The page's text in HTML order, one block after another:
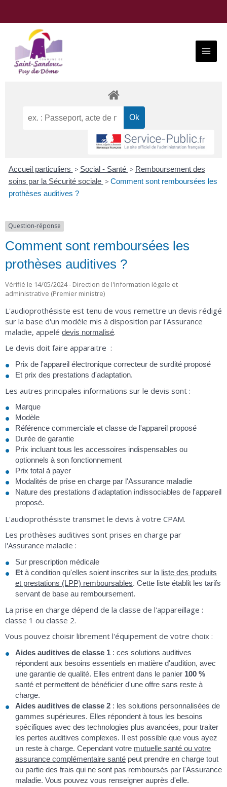
Menu
Accueil particuliers > Social - Santé > Remboursement des
soins par la Sécurité sociale > Comment sont remboursées les
prothèses auditives ?
Question-réponse
Comment sont remboursées les
prothèses auditives ?
Vérifié le 14/05/2024 - Direction de l'information légale et
administrative (Premier ministre)
L'audioprothésiste est tenu de vous remettre un devis rédigé
sur la base d'un modèle mis à disposition par l'Assurance
maladie, appelé devis normalisé.
Le devis doit faire apparaitre :
Prix de l'appareil électronique correcteur de surdité proposé
Et prix des prestations d'adaptation.
Les autres principales informations sur le devis sont :
Marque
Modèle
Référence commerciale et classe de l'appareil proposé
Durée de garantie
Prix incluant tous les accessoires indispensables ou
optionnels à son fonctionnement
Prix total à payer
Modalités de prise en charge par l'Assurance maladie
Nature des prestations d'adaptation indissociables de l'appareil
proposé.
L'audioprothésiste transmet le devis à votre CPAM.
Les prothèses auditives sont prises en charge par
l'Assurance maladie :
Sur prescription médicale
Et à condition qu'elles soient inscrites sur la liste des produits
et prestations (LPP) remboursables. Cette liste établit les tarifs
servant de base au remboursement.
La prise en charge dépend de la classe de l'appareillage :
classe 1 ou classe 2.
Vous pouvez choisir librement l'équipement de votre choix :
Aides auditives de classe 1 : ces solutions auditives
répondent aux besoins essentiels en matière d'audition, avec
une garantie de qualité. Elles entrent dans le panier 100 %
santé et permettent de bénéficier d'une offre sans reste à
charge.
Aides auditives de classe 2 : les solutions personnalisées de
gammes supérieures. Elles répondent à tous les besoins
spécifiques avec des technologies plus avancées, pour traiter
les pertes auditives complexes. Il est possible que vous ayez
un reste à charge. Cependant votre mutuelle santé ou votre
assurance complémentaire santé peut prendre en charge tout
ou partie des frais qui ne sont pas remboursés par l'Assurance
maladie. Vous pouvez vous renseigner auprès d'elle.